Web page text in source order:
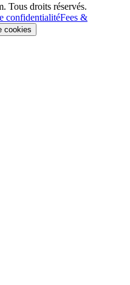
Tous droits réservés.
confidentialitéFees &
cookies